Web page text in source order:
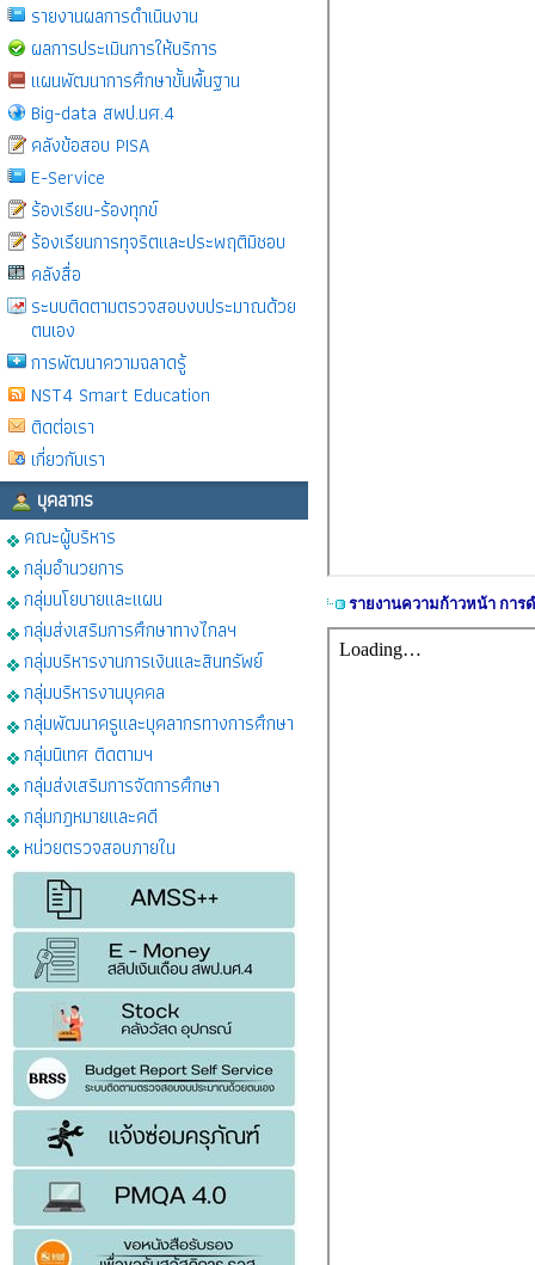
รายงานผลการดำเนินงาน
ผลการประเมินการให้บริการ
แผนพัฒนาการศึกษาขั้นพื้นฐาน
Big-data สพป.นศ.4
คลังข้อสอบ PISA
E-Service
ร้องเรียน-ร้องทุกข์
ร้องเรียนการทุจริตและประพฤติมิชอบ
คลังสื่อ
ระบบติดตามตรวจสอบงบประมาณด้วย
ตนเอง
การพัฒนาความฉลาดรู้
NST4 Smart Education
ติดต่อเรา
เกี่ยวกับเรา
บุคลากร
คณะผู้บริหาร
กลุ่มอำนวยการ
กลุ่มนโยบายและแผน
กลุ่มส่งเสริมการศึกษาทางไกลฯ
กลุ่มบริหารงานการเงินและสินทรัพย์
กลุ่มบริหารงานบุคคล
กลุ่มพัฒนาครูและบุคลากรทางการศึกษา
กลุ่มนิเทศ ติดตามฯ
กลุ่มส่งเสริมการจัดการศึกษา
กลุ่มกฎหมายและคดี
หน่วยตรวจสอบภายใน
รายงานความก้าวหน้า การ